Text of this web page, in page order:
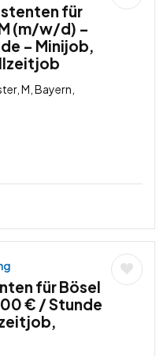
für
(m/w/d) –
– Minijob,
M, Bayern,
für Bösel
€ / Stunde